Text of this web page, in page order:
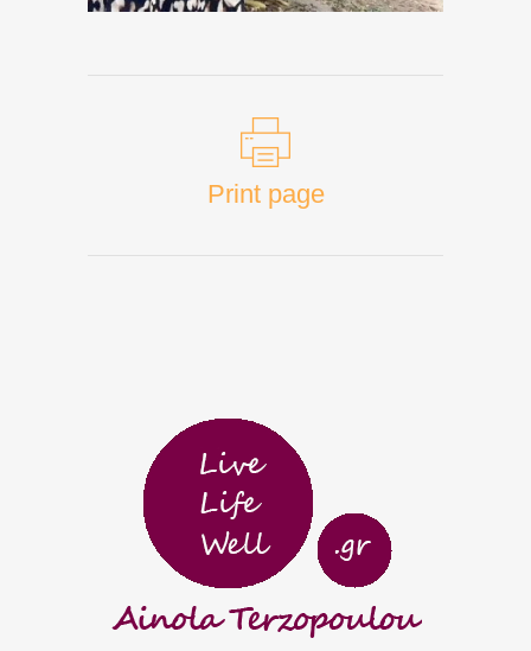
Print page